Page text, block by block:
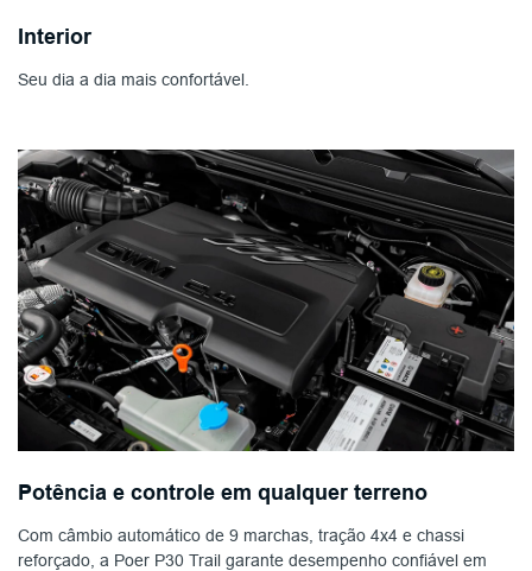
Interior
Seu dia a dia mais confortável.
Potência e controle em qualquer terreno
Com câmbio automático de 9 marchas, tração 4x4 e chassi
reforçado, a Poer P30 Trail garante desempenho confiável em